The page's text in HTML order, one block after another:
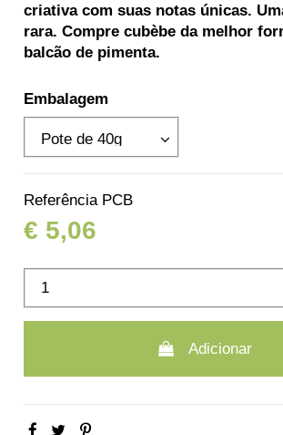
criativa com suas notas únicas.
rara. Compre cubèbe da melhor
balcão de pimenta.
Embalagem
Referência PCB
€ 5,06
Adicionar